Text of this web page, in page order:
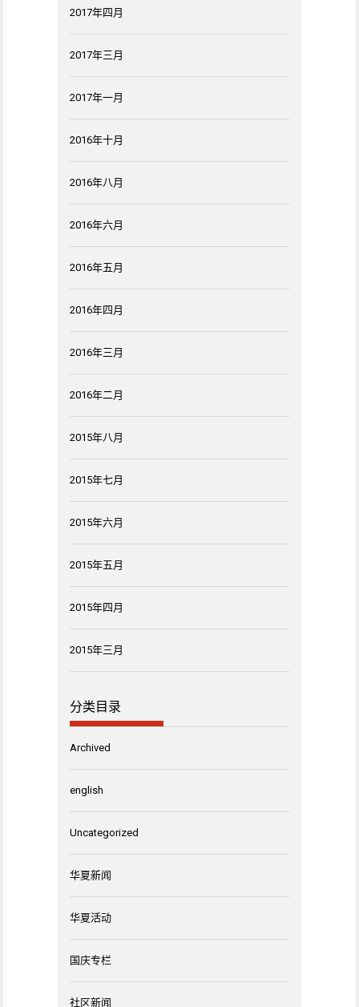
2017年四月
2017年三月
2017年一月
2016年十月
2016年八月
2016年六月
2016年五月
2016年四月
2016年三月
2016年二月
2015年八月
2015年七月
2015年六月
2015年五月
2015年四月
2015年三月
分类目录
Archived
english
Uncategorized
华夏新闻
华夏活动
国庆专栏
社区新闻